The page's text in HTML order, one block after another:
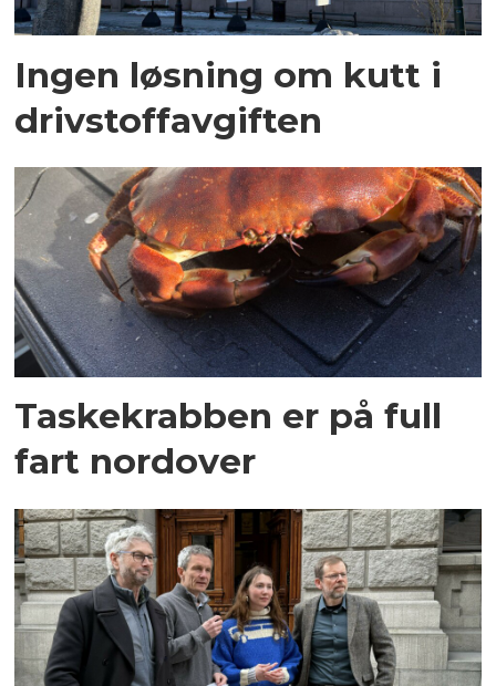
Ingen løsning om kutt i
drivstoffavgiften
Taskekrabben er på full
fart nordover